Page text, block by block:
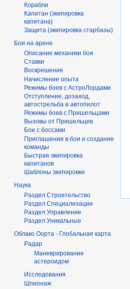
Корабли
Капитан (экипировка
капитана)
Защита (экипировка старбазы)
Бои на арене
Описание механики боя
Ставки
Воскрешение
Начисление опыта
Режимы боев с АстроЛордами
Отступление, дозаход,
автострельба и автопилот
Режимы боев с Пришельцами
Вызовы от Пришельцев
Бои с боссами
Приглашения в бои и создание
команды
Быстрая экипировка
капитанов
Шаблоны экипировки
Наука
Раздел Строительство
Раздел Специализации
Раздел Управление
Раздел Уникальные
Облако Оорта - Глобальная карта
Радар
Маневрирование
астероидом
Исследования
Шпионаж